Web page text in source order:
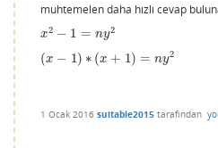
muhtemelen daha hızlı cevap
x2 − 1 = ny2
x2−1= n y2
(x − 1) ∗ (x + 1) = ny2
(x− 1)∗(x +1)=ny2
1 Ocak 2016 suitable2015 tarafından